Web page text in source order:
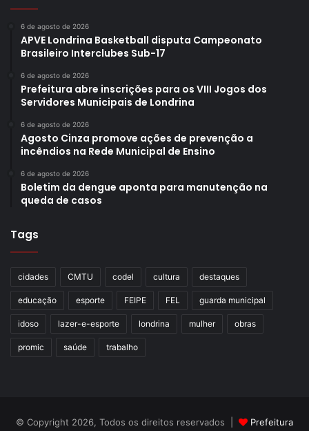
6 de agosto de 2026
APVE Londrina Basketball disputa Campeonato
Brasileiro Interclubes Sub-17
6 de agosto de 2026
Prefeitura abre inscrições para os VIII Jogos dos
Servidores Municipais de Londrina
6 de agosto de 2026
Agosto Cinza promove ações de prevenção a
incêndios na Rede Municipal de Ensino
6 de agosto de 2026
Boletim da dengue aponta para manutenção na
queda de casos
Tags
cidades CMTU codel cultura destaques
educação esporte FEIPE FEL guarda municipal
idoso lazer-e-esporte londrina mulher obras
promic saúde trabalho
© Copyright 2026, Todos os direitos reservados | Prefeitura